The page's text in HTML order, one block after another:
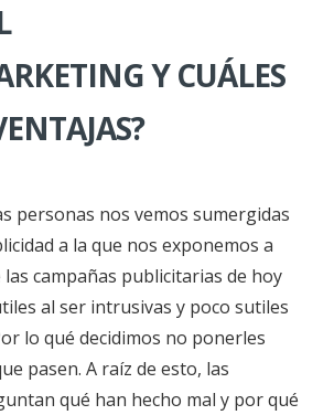
Y CUÁLES
personas nos vemos sumergidas
a la que nos exponemos a
campañas publicitarias de hoy
al ser intrusivas y poco sutiles
lo qué decidimos no ponerles
pasen. A raíz de esto, las
qué han hecho mal y por qué